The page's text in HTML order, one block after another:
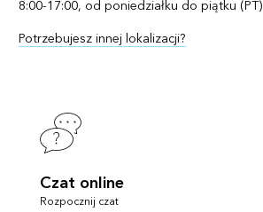
8:00-17:00, od poniedziałku do piątku (PT)
Potrzebujesz innej lokalizacji?
Czat online
Rozpocznij czat